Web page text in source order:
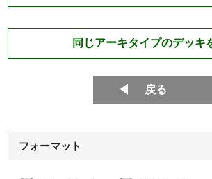
同じアーキタイプのデッキ
戻る
フォーマット